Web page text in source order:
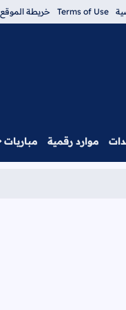
Terms of Use خريطة الموقع
موارد رقمية مباريات